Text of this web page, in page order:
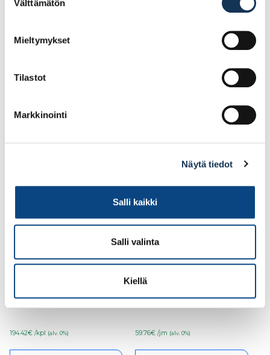
valinta
Välttämätön
Mieltymykset
Tilastot
Markkinointi
Näytä tiedot
Salli kaikki
Salli valinta
Kiellä
30mm/R5, miniveloitus
1m
Lisää tilauskoriin
Työtaso Tumma Betoni
Lisää tilauskoriin
194.42€ /kpl (alv. 0%)
Työtaso Valkoinen
30mm/ABS,
R5)
59.76€ /jm (alv. 0%)